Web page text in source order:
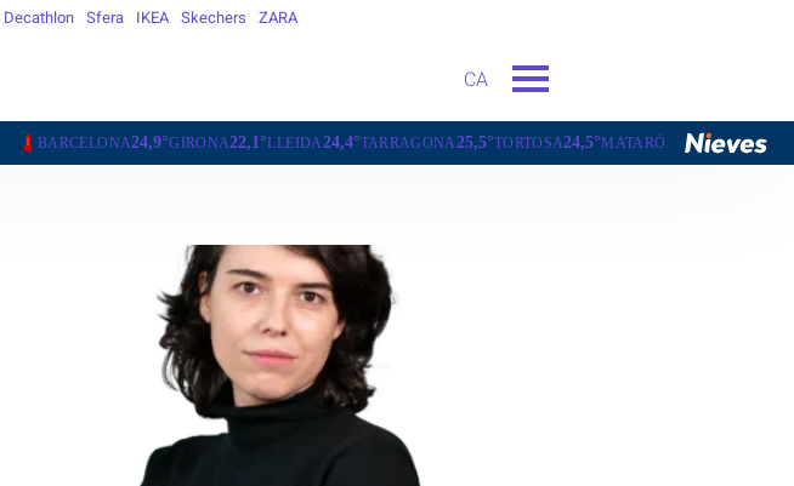
Decathlon Sfera IKEA Skechers ZARA
CA
24,9°GIRONA22,1°LLEIDA24,4°TARRAGONA25,5°TORTOSA24,5°MATARÓ24,3°VIC19,7°VILAFRANCA DEL